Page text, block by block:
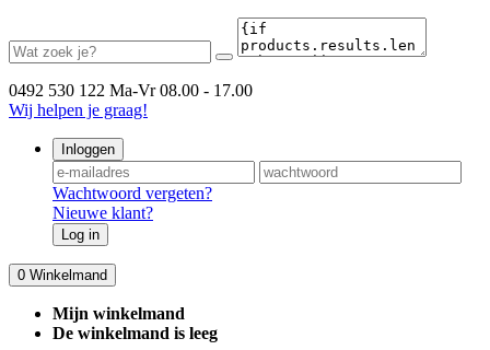
0492 530 122 Ma-Vr 08.00 - 17.00
Wij helpen je graag!
Inloggen
Wachtwoord vergeten?
Nieuwe klant?
Log in
0 Winkelmand
Mijn winkelmand
De winkelmand is leeg